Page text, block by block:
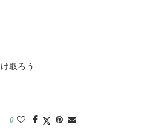
取ろう
0